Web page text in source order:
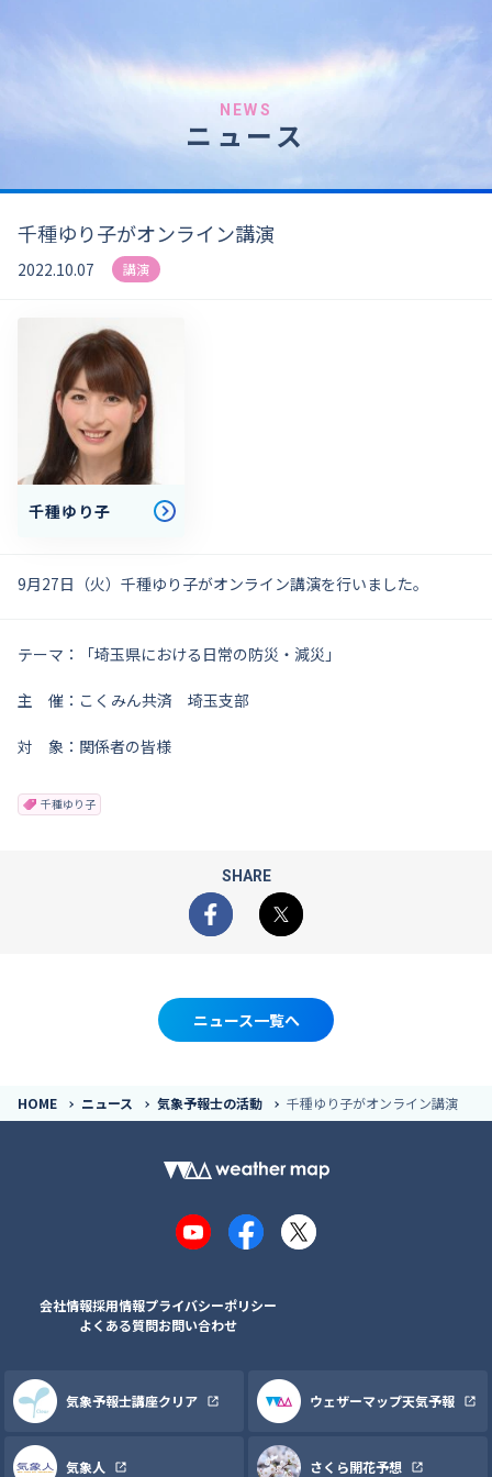
NEWS
ニュース
千種ゆり子がオンライン講演
2022.10.07 講演
千種ゆり子
9月27日（火）千種ゆり子がオンライン講演を行いました。
テーマ：「埼玉県における日常の防災・減災」
主 催：こくみん共済 埼玉支部
対 象：関係者の皆様
千種ゆり子
SHARE
Facebook
X
ニュース一覧へ
HOME ニュース 気象予報士の活動 千種ゆり子がオンライン講演
YouTubeFacebook
X
会社情報採用情報プライバシーポリシー
よくある質問お問い合わせ
気象予報士講座クリア ウェザーマップ天気予報
気象人 さくら開花予想